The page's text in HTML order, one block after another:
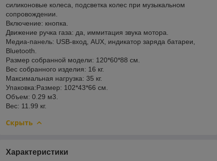
силиконовые колеса, подсветка колес при музыкальном
сопровождении.
Включение: кнопка.
Движение ручка газа: да, иммитация звука мотора.
Медиа-панель: USB-вход, AUX, индикатор заряда батареи,
Bluetooth.
Размер собранной модели: 120*60*88 см.
Вес собранного изделия: 16 кг.
Максимальная нагрузка: 35 кг.
Упаковка:Размер: 102*43*66 см.
Объем: 0.29 м3.
Вес: 11.99 кг.
Скрыть
Характеристики